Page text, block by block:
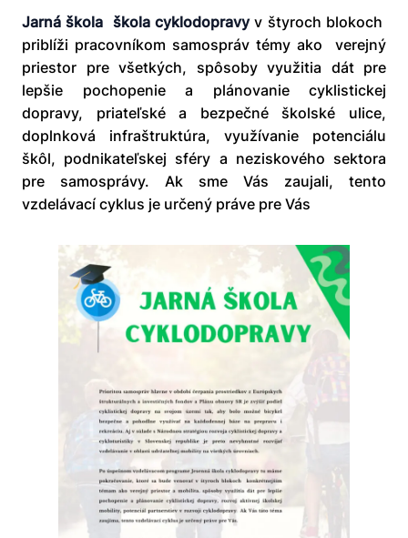
Jarná škola škola cyklodopravyv štyroch blokoch
priblíži pracovníkom samospráv témy ako verejný
priestor pre všetkých, spôsoby využitia dát pre
lepšie pochopenie a plánovanie cyklistickej
dopravy, priateľské a bezpečné školské ulice,
doplnková infraštruktúra, využívanie potenciálu
škôl, podnikateľskej sféry a neziskového sektora
pre samosprávy. Ak sme Vás zaujali, tento
vzdelávací cyklus je určený práve pre Vás